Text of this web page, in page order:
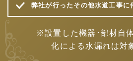
弊社が行ったその他水道工事に
※設置した機器･部材自
化による水漏れは対